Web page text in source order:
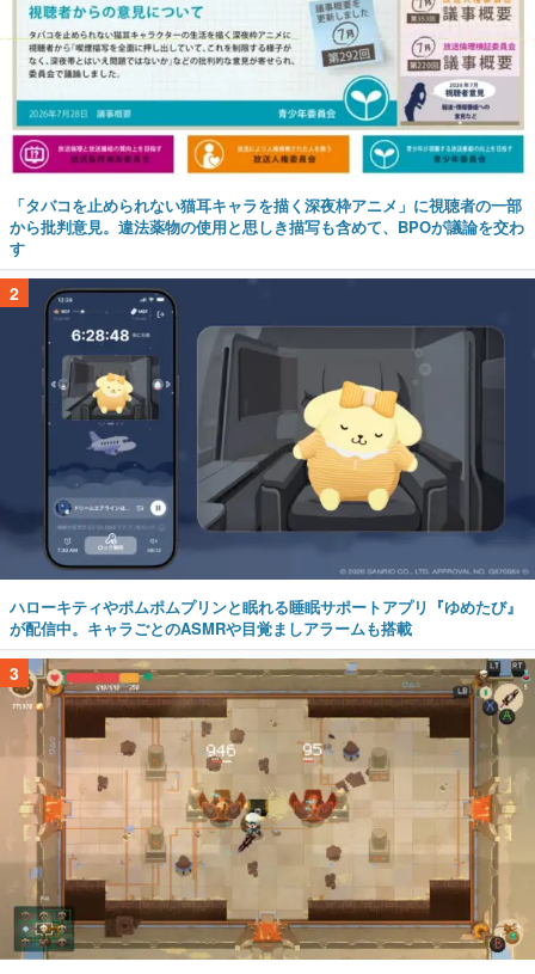
「タバコを止められない猫耳キャラを描く深夜枠アニメ」に視聴者の一部
から批判意見。違法薬物の使用と思しき描写も含めて、BPOが議論を交わ
す
2
ハローキティやポムポムプリンと眠れる睡眠サポートアプリ『ゆめたび』
が配信中。キャラごとのASMRや目覚ましアラームも搭載
3